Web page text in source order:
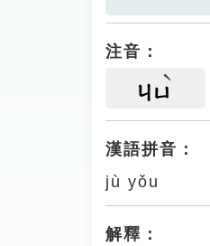
注音：
ㄐㄩ
漢語拼音：
jù yǒu
解釋：